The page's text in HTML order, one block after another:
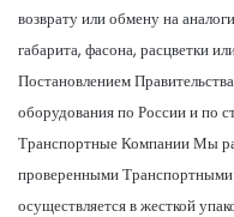
возврату или обмену на
габарита, фасона, расцветки
Постановлением
оборудования по России и по
Транспортные Компании Мы
проверенными
осуществляется в жесткой